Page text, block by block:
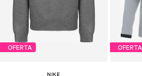
OFERTA
NIKE
OFERTA